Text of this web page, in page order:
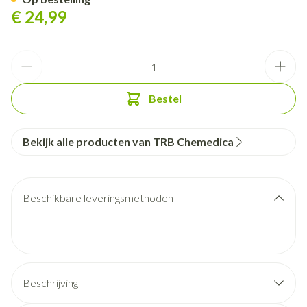
€ 24,99
Bestel
Bekijk alle producten van TRB Chemedica
Beschikbare leveringsmethoden
Beschrijving